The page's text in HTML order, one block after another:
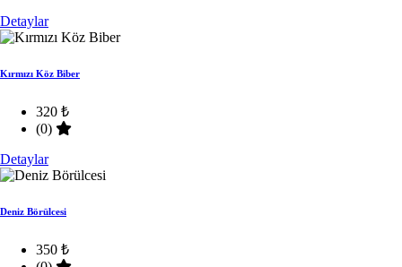
Detaylar
Kırmızı Köz Biber
320 ₺
(0)
Detaylar
Deniz Börülcesi
350 ₺